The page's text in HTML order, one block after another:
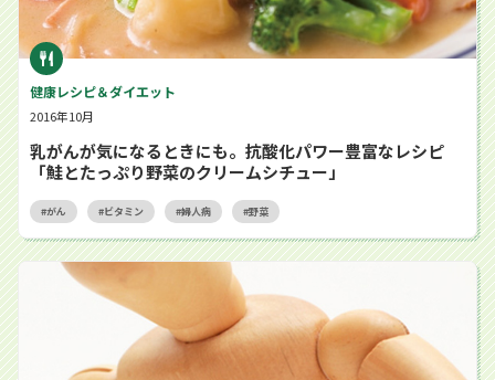
健康レシピ＆ダイエット
2016年10月
乳がんが気になるときにも。抗酸化パワー豊富なレシピ
「鮭とたっぷり野菜のクリームシチュー」
がん ビタミン 婦人病 野菜
逆流性食道炎とは？ 原因と症状を知って、正しく治療しよう